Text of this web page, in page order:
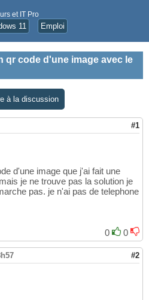
et IT Pro
11 Emploi
qr code d'une image avec le
à la discussion
#1
d'une image que j'ai fait une
je ne trouve pas la solution je
pas. je n'ai pas de telephone
0
0
#2